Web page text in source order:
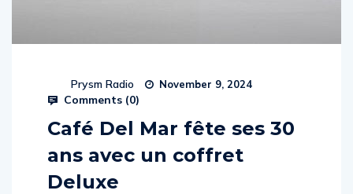
Prysm Radio November 9, 2024
Comments (0)
Café Del Mar fête ses 30
ans avec un coffret
Deluxe